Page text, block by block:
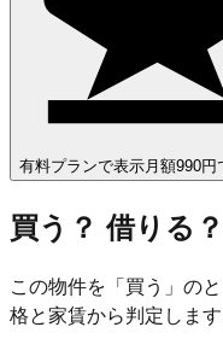
有料プランで表示 月額990円
買う？ 借りる？
この物件を「買う」の
格と家賃から判定します